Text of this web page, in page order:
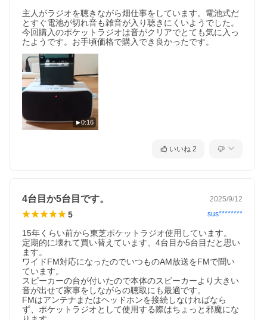
主人がラジオを聴きながら畑仕事をしています。電池式だ
とすぐ電池が切れ音も雑音が入り聴きにくいようでした。
今回購入のポケットラジオは音がクリアでとても気に入っ
たようです。お手頃価格で購入でき良かったです。
0:16
いいね 2
4台目か5台目です。 2025/9/12
5 sus********
15年くらい前から東芝ポケットラジオ使用しています。
定期的に壊れて買い替えています、4台目か5台目だと思い
ます。
ワイドFM対応になったのでいつものAM放送をFMで聞い
ています。
スピーカーの台が付いたので本体のスピーカーより大きい
音が出せて家事をしながらの聴取にも最適です。
FMはアンテナまたはヘッドホンを接続しなければなら
ず、ポケットラジオとして使用する際はちょっと邪魔にな